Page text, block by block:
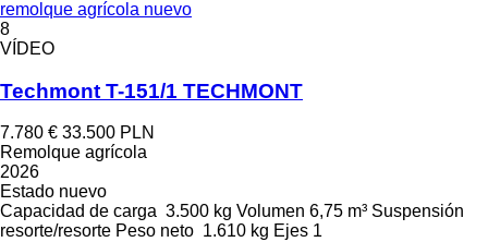
remolque agrícola nuevo
8
VÍDEO
Techmont T-151/1 TECHMONT
7.780 € 33.500 PLN
Remolque agrícola
2026
Estado nuevo
Capacidad de carga 3.500 kg Volumen 6,75 m³ Suspensión
resorte/resorte Peso neto 1.610 kg Ejes 1